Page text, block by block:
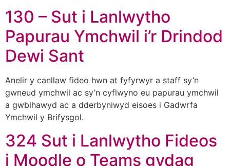
130 – Sut i Lanlwytho
Papurau Ymchwil i’r Drindod
Dewi Sant
Anelir y canllaw fideo hwn at fyfyrwyr a staff sy’n
gwneud ymchwil ac sy’n cyflwyno eu papurau ymchwil
a gwblhawyd ac a dderbyniwyd eisoes i Gadwrfa
Ymchwil y Brifysgol.
324 Sut i Lanlwytho Fideos
i Moodle o Teams gydag